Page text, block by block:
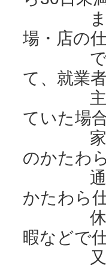
また、
場・店の
であっ
て、就業
主に仕
ていた場
家事の
のかたわ
通学の
かたわら
休業者
暇などで
又は勤